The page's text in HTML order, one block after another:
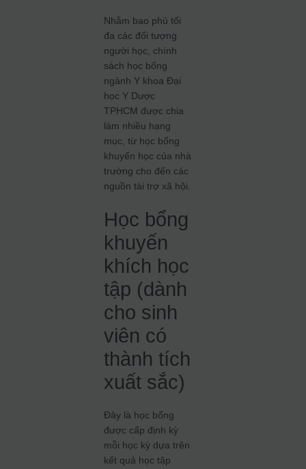
Nhằm bao phủ tối
đa các đối tượng
người học, chính
sách học bổng
ngành Y khoa Đại
học Y Dược
TPHCM được chia
làm nhiều hạng
mục, từ học bổng
khuyến học của nhà
trường cho đến các
nguồn tài trợ xã hội.
Học bổng
khuyến
khích học
tập (dành
cho sinh
viên có
thành tích
xuất sắc)
Đây là học bổng
được cấp định kỳ
mỗi học kỳ dựa trên
kết quả học tập